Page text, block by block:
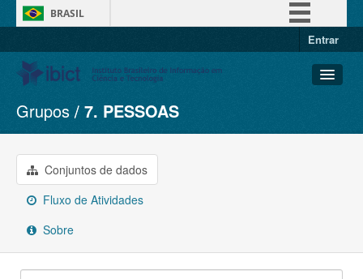
BRASIL
Entrar
Conjuntos de dados
Organizações
Grupos
Sobre
Grupos 7. PESSOAS
Conjuntos de dados
Fluxo de Atividades
Sobre